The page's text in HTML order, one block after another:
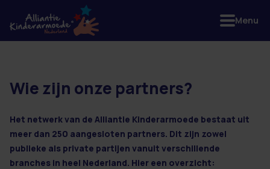
39 resultaten
Wie zijn onze partners?
Het netwerk van de Alliantie Kinderarmoede bestaat uit
meer dan 250 aangesloten partners. Dit zijn zowel
publieke als private partijen vanuit verschillende
branches in heel Nederland. Hier een overzicht:
Menu